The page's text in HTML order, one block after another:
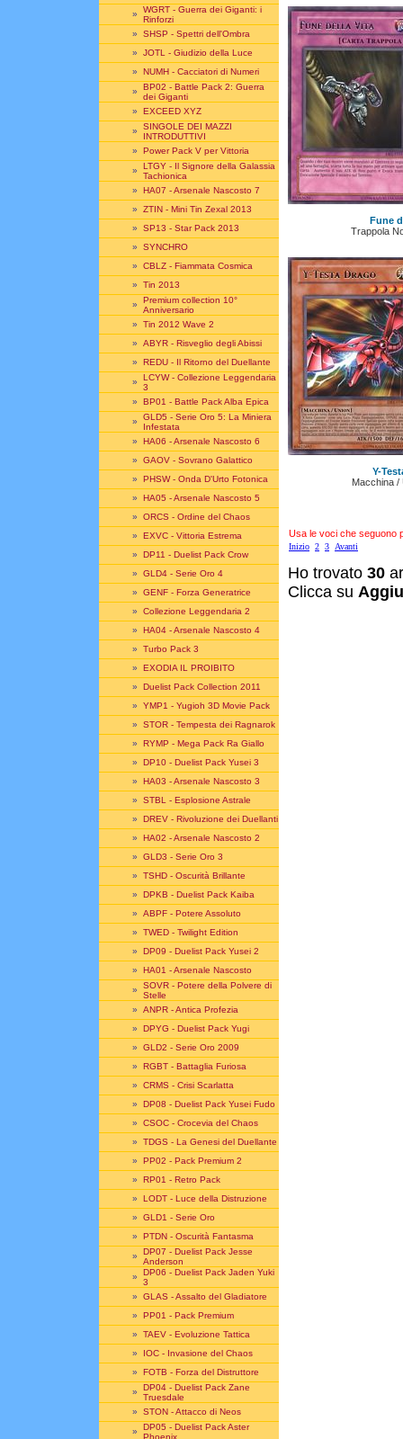
» WGRT - Guerra dei Giganti: i
Rinforzi
» SHSP - Spettri dell'Ombra
» JOTL - Giudizio della Luce
» NUMH - Cacciatori di Numeri
» BP02 - Battle Pack 2: Guerra
dei Giganti
» EXCEED XYZ
» SINGOLE DEI MAZZI
INTRODUTTIVI
» Power Pack V per Vittoria
» LTGY - Il Signore della Galassia
Tachionica
» HA07 - Arsenale Nascosto 7
» ZTIN - Mini Tin Zexal 2013
» SP13 - Star Pack 2013
» SYNCHRO
» CBLZ - Fiammata Cosmica
» Tin 2013
» Premium collection 10°
Anniversario
» Tin 2012 Wave 2
» ABYR - Risveglio degli Abissi
» REDU - Il Ritorno del Duellante
» LCYW - Collezione Leggendaria
3
» BP01 - Battle Pack Alba Epica
» GLD5 - Serie Oro 5: La Miniera
Infestata
» HA06 - Arsenale Nascosto 6
» GAOV - Sovrano Galattico
» PHSW - Onda D'Urto Fotonica
» HA05 - Arsenale Nascosto 5
» ORCS - Ordine del Chaos
» EXVC - Vittoria Estrema
» DP11 - Duelist Pack Crow
» GLD4 - Serie Oro 4
» GENF - Forza Generatrice
» Collezione Leggendaria 2
» HA04 - Arsenale Nascosto 4
» Turbo Pack 3
» EXODIA IL PROIBITO
» Duelist Pack Collection 2011
» YMP1 - Yugioh 3D Movie Pack
» STOR - Tempesta dei Ragnarok
» RYMP - Mega Pack Ra Giallo
» DP10 - Duelist Pack Yusei 3
» HA03 - Arsenale Nascosto 3
» STBL - Esplosione Astrale
» DREV - Rivoluzione dei Duellanti
» HA02 - Arsenale Nascosto 2
» GLD3 - Serie Oro 3
» TSHD - Oscurità Brillante
» DPKB - Duelist Pack Kaiba
» ABPF - Potere Assoluto
» TWED - Twilight Edition
» DP09 - Duelist Pack Yusei 2
» HA01 - Arsenale Nascosto
» SOVR - Potere della Polvere di
Stelle
» ANPR - Antica Profezia
» DPYG - Duelist Pack Yugi
» GLD2 - Serie Oro 2009
» RGBT - Battaglia Furiosa
» CRMS - Crisi Scarlatta
» DP08 - Duelist Pack Yusei Fudo
» CSOC - Crocevia del Chaos
» TDGS - La Genesi del Duellante
» PP02 - Pack Premium 2
» RP01 - Retro Pack
» LODT - Luce della Distruzione
» GLD1 - Serie Oro
» PTDN - Oscurità Fantasma
» DP07 - Duelist Pack Jesse
Anderson
» DP06 - Duelist Pack Jaden Yuki
3
» GLAS - Assalto del Gladiatore
» PP01 - Pack Premium
» TAEV - Evoluzione Tattica
» IOC - Invasione del Chaos
» FOTB - Forza del Distruttore
» DP04 - Duelist Pack Zane
Truesdale
» STON - Attacco di Neos
» DP05 - Duelist Pack Aster
Phoenix
Fune
Trappola
Y-
Macchina /
Usa le voci che seguono
Inizio 2 3 Avanti
Ho trovato 30
Clicca su